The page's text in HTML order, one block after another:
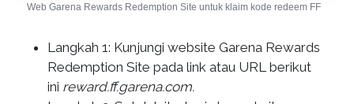
Web Garena Rewards Redemption Site untuk klaim kode redeem FF
Langkah 1: Kunjungi website Garena Rewards
Redemption Site pada link atau URL berikut
ini reward.ff.garena.com.